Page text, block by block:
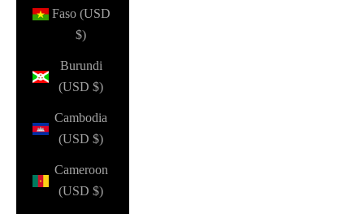
Faso (USD
$)
Burundi
(USD $)
Cambodia
(USD $)
Cameroon
(USD $)